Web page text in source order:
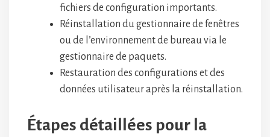
fichiers de configuration importants.
Réinstallation du gestionnaire de fenêtres
ou de l’environnement de bureau via le
gestionnaire de paquets.
Restauration des configurations et des
données utilisateur après la réinstallation.
Étapes détaillées pour la